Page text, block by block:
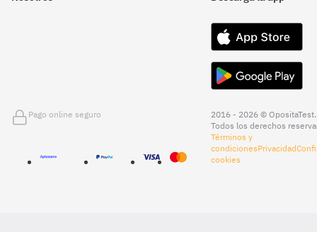
Pago online seguro
2016 - 2026 © OpositaTest.
Todos los derechos
Términos y
condicionesPrivacidad
cookies